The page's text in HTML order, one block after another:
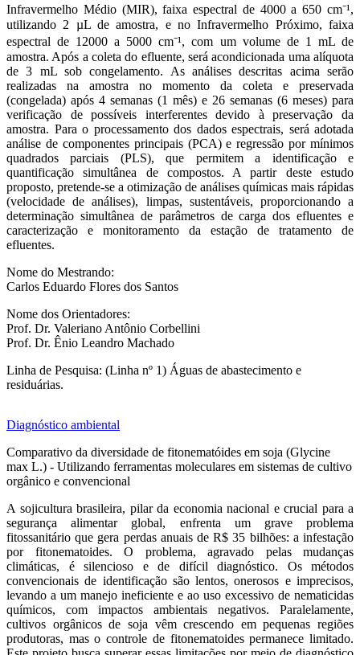
Infravermelho Médio (MIR), faixa espectral de 4000 a 650 cm⁻¹,
utilizando 2 µL de amostra, e no Infravermelho Próximo, faixa
espectral de 12000 a 5000 cm⁻¹, com um volume de 1 mL de
amostra. Após a coleta do efluente, será acondicionada uma alíquota
de 3 mL sob congelamento. As análises descritas acima serão
realizadas na amostra no momento da coleta e preservada
(congelada) após 4 semanas (1 mês) e 26 semanas (6 meses) para
verificação de possíveis interferentes devido à preservação da
amostra. Para o processamento dos dados espectrais, será adotada
análise de componentes principais (PCA) e regressão por mínimos
quadrados parciais (PLS), que permitem a identificação e
quantificação simultânea de compostos. A partir deste estudo
proposto, pretende-se a otimização de análises químicas mais rápidas
(velocidade de análises), limpas, sustentáveis, proporcionando a
determinação simultânea de parâmetros de carga dos efluentes e
caracterização e monitoramento da estação de tratamento de
efluentes.
Nome do Mestrando:
Carlos Eduardo Flores dos Santos
Nome dos Orientadores:
Prof. Dr. Valeriano Antônio Corbellini
Prof. Dr. Ênio Leandro Machado
Linha de Pesquisa: (Linha nº 1) Águas de abastecimento e
residuárias.
Diagnóstico ambiental
Comparativo da diversidade de fitonematóides em soja (Glycine
max L.) - Utilizando ferramentas moleculares em sistemas de cultivo
orgânico e convencional
A sojicultura brasileira, pilar da economia nacional e crucial para a
segurança alimentar global, enfrenta um grave problema
fitossanitário que gera perdas anuais de R$ 35 bilhões: a infestação
por fitonematoides. O problema, agravado pelas mudanças
climáticas, é silencioso e de difícil diagnóstico. Os métodos
convencionais de identificação são lentos, onerosos e imprecisos,
levando a um manejo ineficiente e ao uso excessivo de nematicidas
químicos, com impactos ambientais negativos. Paralelamente,
cultivos orgânicos de soja vêm crescendo em pequenas regiões
produtoras, mas o controle de fitonematoides permanece limitado.